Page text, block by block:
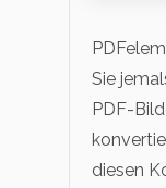
Sie
PDF-
diesen